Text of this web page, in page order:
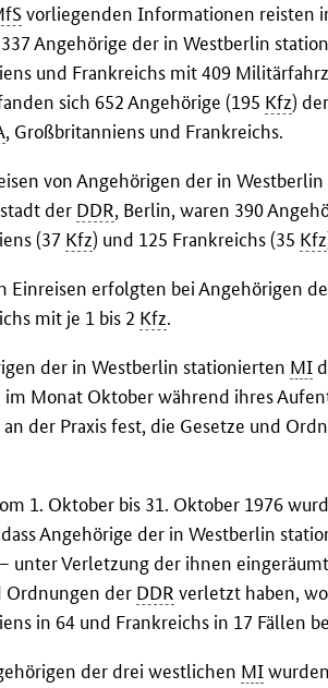
vorliegenden Informationen reisten
Angehörige der in Westberlin
und Frankreichs mit 409
sich 652 Angehörige (195 Kfz)
, Großbritanniens und Frankreichs.
von Angehörigen der in
der DDR, Berlin, waren 390
(37 Kfz) und 125 Frankreichs (35 Kfz
Einreisen erfolgten bei Angehörigen
mit je 1 bis 2 Kfz.
der in Westberlin stationierten MI
im Monat Oktober während ihres
der Praxis fest, die Gesetze und
1. Oktober bis 31. Oktober 1976
Angehörige der in Westberlin
unter Verletzung der ihnen
Ordnungen der DDR verletzt haben,
in 64 und Frankreichs in 17 Fällen
der drei westlichen MI